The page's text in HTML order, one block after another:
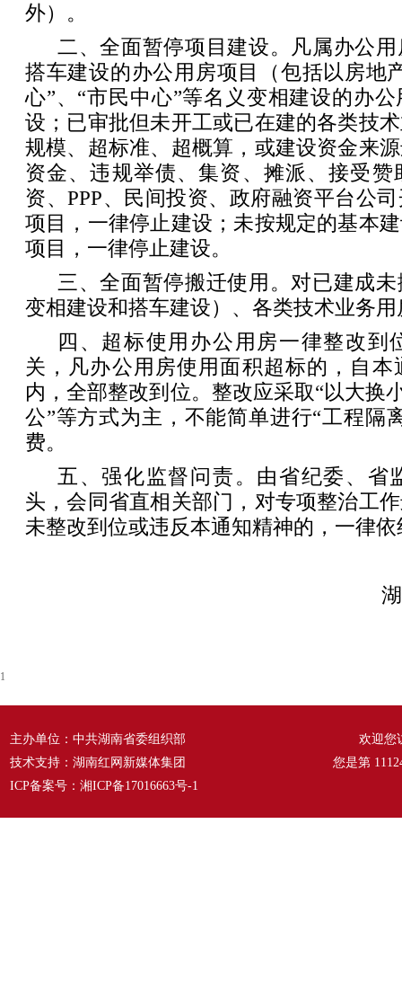
外）。
二、全面暂停项目建设。凡属办公
搭车建设的办公用房项目（包括以房地
心”、“市民中心”等名义变相建设的办
设；已审批但未开工或已在建的各类技
规模、超标准、超概算，或建设资金来
资金、违规举债、集资、摊派、接受赞
资、PPP、民间投资、政府融资平台公
项目，一律停止建设；未按规定的基本
项目，一律停止建设。
三、全面暂停搬迁使用。对已建成
变相建设和搭车建设）、各类技术业务
四、超标使用办公用房一律整改到
关，凡办公用房使用面积超标的，自
内，全部整改到位。整改应采取“以大换
公”等方式为主，不能简单进行“工程隔
费。
五、强化监督问责。由省纪委、省
头，会同省直相关部门，对专项整治工
未整改到位或违反本通知精神的，一律
1
主办单位：中共湖南省委组织部
技术支持：湖南红网新媒体集团
ICP备案号： 湘ICP备17016663号-1
欢迎您
您是第